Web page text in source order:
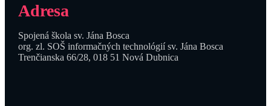
Adresa
Spojená škola sv. Jána Bosca
org. zl. SOŠ informačných technológií sv. Jána Bosca
Trenčianska 66/28, 018 51 Nová Dubnica